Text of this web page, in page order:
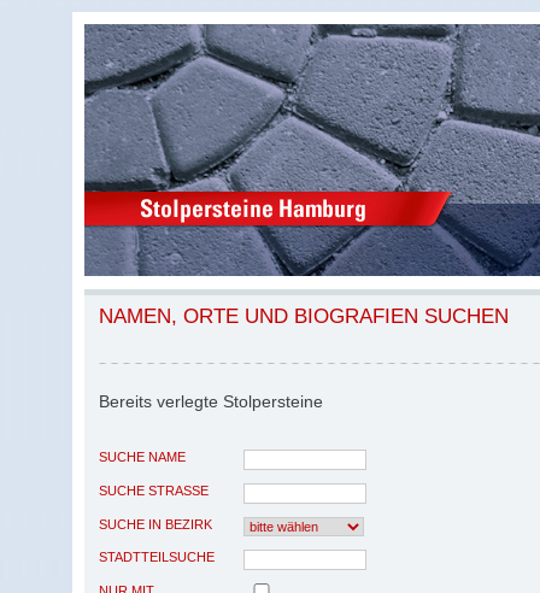
NAMEN, ORTE UND BIOGRAFIEN SUCHEN
Bereits verlegte Stolpersteine
SUCHE NAME
SUCHE STRASSE
SUCHE IN BEZIRK
STADTTEILSUCHE
NUR MIT